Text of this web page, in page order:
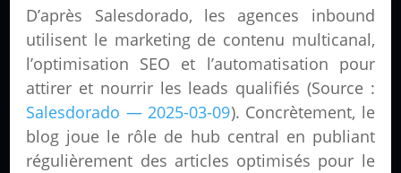
D’après Salesdorado, les agences inbound
utilisent le marketing de contenu multicanal,
l’optimisation SEO et l’automatisation pour
attirer et nourrir les leads qualifiés (Source :
Salesdorado — 2025-03-09). Concrètement, le
blog joue le rôle de hub central en publiant
régulièrement des articles optimisés pour le